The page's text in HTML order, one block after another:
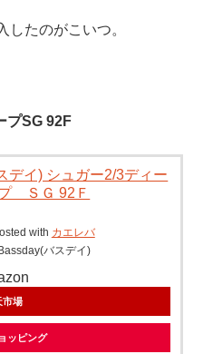
したのがこいつ。
プSG 92F
デイ) シュガー2/3ディー
ＳＧ 92Ｆ
with カエレバ
バスデイ)
市場
ッピング